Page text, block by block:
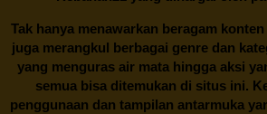
Tak hanya menawarkan beragam
juga merangkul berbagai genre dan
yang menguras air mata hingga aksi
semua bisa ditemukan di situs ini.
penggunaan dan tampilan antarmuka